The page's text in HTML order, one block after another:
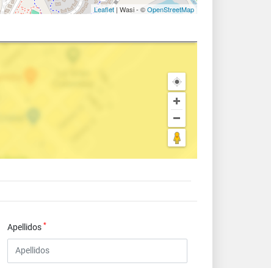
Leaflet | Wasi - ©OpenStreetMap
Apellidos *